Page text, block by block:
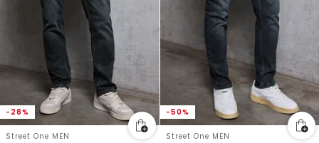
-28%
Street One MEN
-50%
Street One MEN